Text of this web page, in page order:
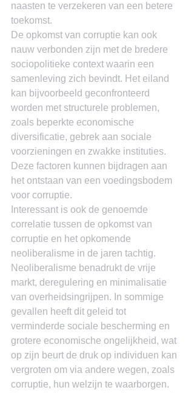
naasten te verzekeren van een betere
toekomst.
De opkomst van corruptie kan ook
nauw verbonden zijn met de bredere
sociopolitieke context waarin een
samenleving zich bevindt. Het eiland
kan bijvoorbeeld geconfronteerd
worden met structurele problemen,
zoals beperkte economische
diversificatie, gebrek aan sociale
voorzieningen en zwakke instituties.
Deze factoren kunnen bijdragen aan
het ontstaan van een voedingsbodem
voor corruptie.
Interessant is ook de genoemde
correlatie tussen de opkomst van
corruptie en het opkomende
neoliberalisme in de jaren tachtig.
Neoliberalisme benadrukt de vrije
markt, deregulering en minimalisatie
van overheidsingrijpen. In sommige
gevallen heeft dit geleid tot
verminderde sociale bescherming en
grotere economische ongelijkheid, wat
op zijn beurt de druk op individuen kan
vergroten om via andere wegen, zoals
corruptie, hun welzijn te waarborgen.